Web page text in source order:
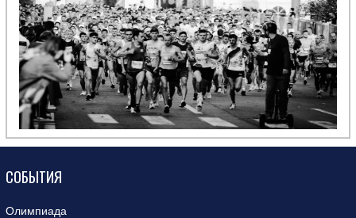
СОБЫТИЯ
Олимпиада